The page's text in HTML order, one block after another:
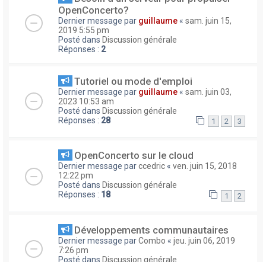
OpenConcerto?
Dernier message par guillaume « sam. juin 15,
2019 5:55 pm
Posté dans Discussion générale
Réponses : 2
Tutoriel ou mode d'emploi
Dernier message par guillaume « sam. juin 03,
2023 10:53 am
Posté dans Discussion générale
Réponses : 28 1 2 3
OpenConcerto sur le cloud
Dernier message parccedric « ven. juin 15, 2018
12:22 pm
Posté dans Discussion générale
Réponses : 18 1 2
Développements communautaires
Dernier message parCombo « jeu. juin 06, 2019
7:26 pm
Posté dans Discussion générale